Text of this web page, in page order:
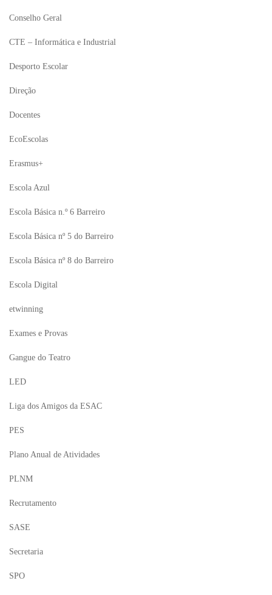
Conselho Geral
CTE – Informática e Industrial
Desporto Escolar
Direção
Docentes
EcoEscolas
Erasmus+
Escola Azul
Escola Básica n.º 6 Barreiro
Escola Básica nº 5 do Barreiro
Escola Básica nº 8 do Barreiro
Escola Digital
etwinning
Exames e Provas
Gangue do Teatro
LED
Liga dos Amigos da ESAC
PES
Plano Anual de Atividades
PLNM
Recrutamento
SASE
Secretaria
SPO